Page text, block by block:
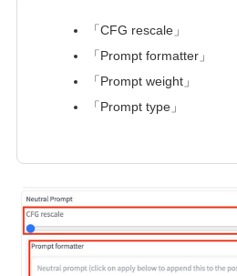
「CFG rescale」
「Prompt formatter」
「Prompt weight」
「Prompt type」